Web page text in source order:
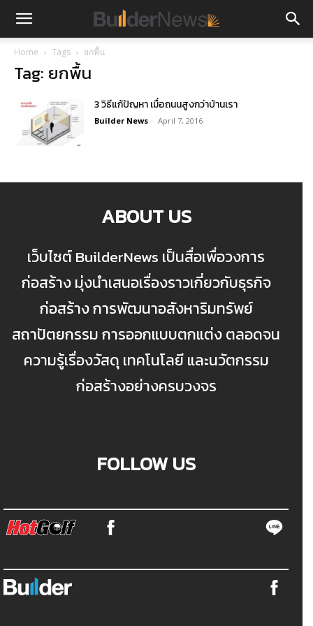
Home Tags ยกพื้น
Tag: ยกพื้น
3 วิธีแก้ปัญหา เมื่อถนนสูงกว่าบ้านเรา
Builder News - April 7, 2016
ABOUT US
เว็บไซต์ BuilderNews เป็นสื่อเพื่อวงการ
ก่อสร้าง มุ่งนำเสนอเรื่องราวเกี่ยวกับธุรกิจ
ก่อสร้าง การพัฒนาอสังหาริมทรัพย์
สถาปัตยกรรม การออกแบบตกแต่ง ตลอดจน
ความรู้เรื่องวัสดุ เทคโนโลยี และนวัตกรรม
ก่อสร้างอย่างครบวงจร
FOLLOW US